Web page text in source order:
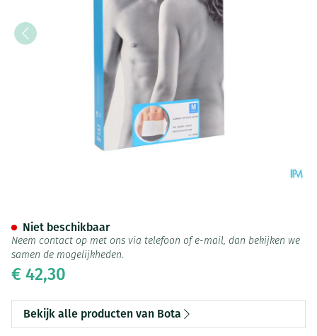
€ 42,30
Niet beschikbaar
Neem contact op met ons via telefoon of e-mail, dan bekijken we
samen de mogelijkheden.
Bekijk alle producten van Bota